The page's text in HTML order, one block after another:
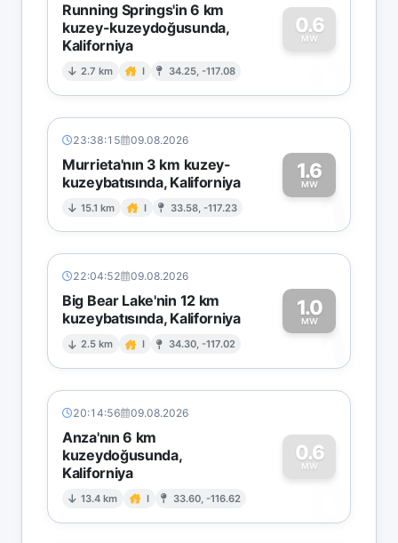
Running Springs'in 6 km
kuzey-kuzeydoğusunda,
Kaliforniya
2.7 km I 34.25, -117.08
0.6
MW
0
23:38:15 09.08.2026
Murrieta'nın 3 km kuzey-
kuzeybatısında, Kaliforniya
15.1 km I 33.58, -117.23
1.6
MW1
22:04:52 09.08.2026
Big Bear Lake'nin 12 km
kuzeybatısında, Kaliforniya
2.5 km I 34.30, -117.02
1.0
MW1
20:14:56 09.08.2026
Anza'nın 6 km
kuzeydoğusunda,
Kaliforniya
13.4 km I 33.60, -116.62
0.6
MW
0